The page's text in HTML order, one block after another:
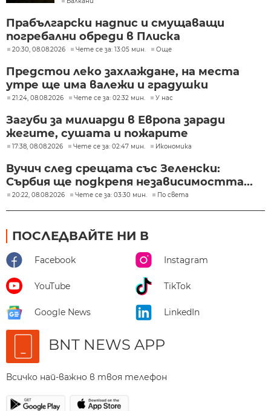
Прабългарски надпис и смущаващи
погребални обреди в Плиска
20:30, 08.08.2026 Чете се за: 13:05 мин. Още
Предстои леко захлаждане, на места
утре ще има валежи и градушки
21:24, 08.08.2026 Чете се за: 02:32 мин. У нас
Загуби за милиарди в Европа заради
жегите, сушата и пожарите
17:38, 08.08.2026 Чете се за: 02:47 мин. Икономика
Вучич след срещата със Зеленски:
Сърбия ще подкрепя независимостта...
20:22, 08.08.2026 Чете се за: 03:30 мин. По света
ПОСЛЕДВАЙТЕ НИ В
Facebook Instagram
YouTube TikTok
Google News LinkedIn
BNT NEWS APP
Всичко най-важно в твоя телефон